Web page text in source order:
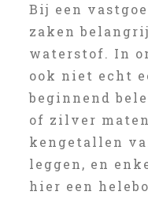
Bij een
zaken
waterstof. In
ook niet echt
beginnend
of zilver
kengetallen
leggen, en
hier een